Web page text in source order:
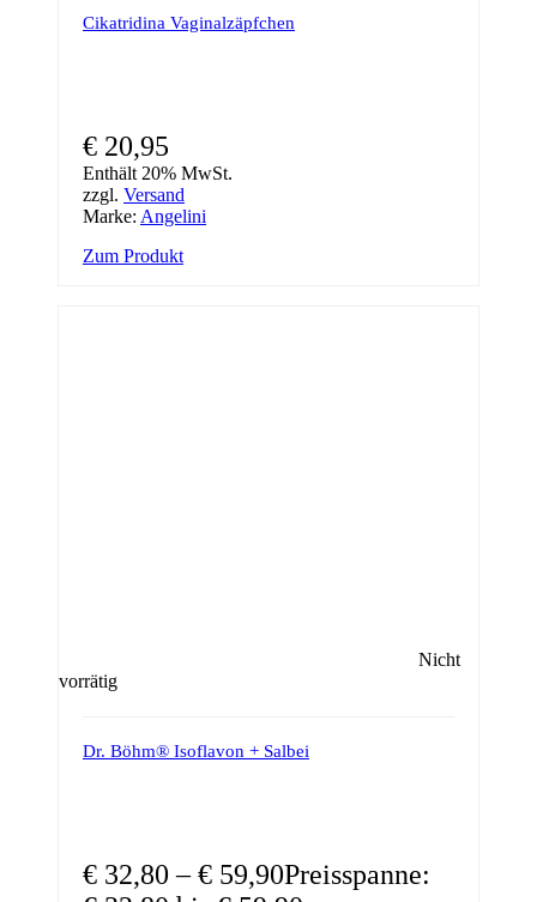
Cikatridina Vaginalzäpfchen
€ 20,95
Enthält 20% MwSt.
zzgl. Versand
Marke: Angelini
Zum Produkt
Nicht
vorrätig
Dr. Böhm® Isoflavon + Salbei
€ 32,80 –€ 59,90Preisspanne: